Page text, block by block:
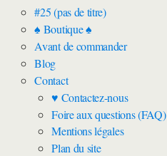
#25 (pas de titre)
♠ Boutique ♠
Avant de commander
Blog
Contact
♥ Contactez-nous
Foire aux questions (FAQ)
Mentions légales
Plan du site